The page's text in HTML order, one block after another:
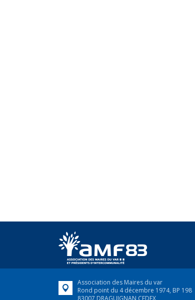
Association des Maires du var
Rond point du 4 décembre 1974, BP 198
83007 DRAGUIGNAN CEDEX